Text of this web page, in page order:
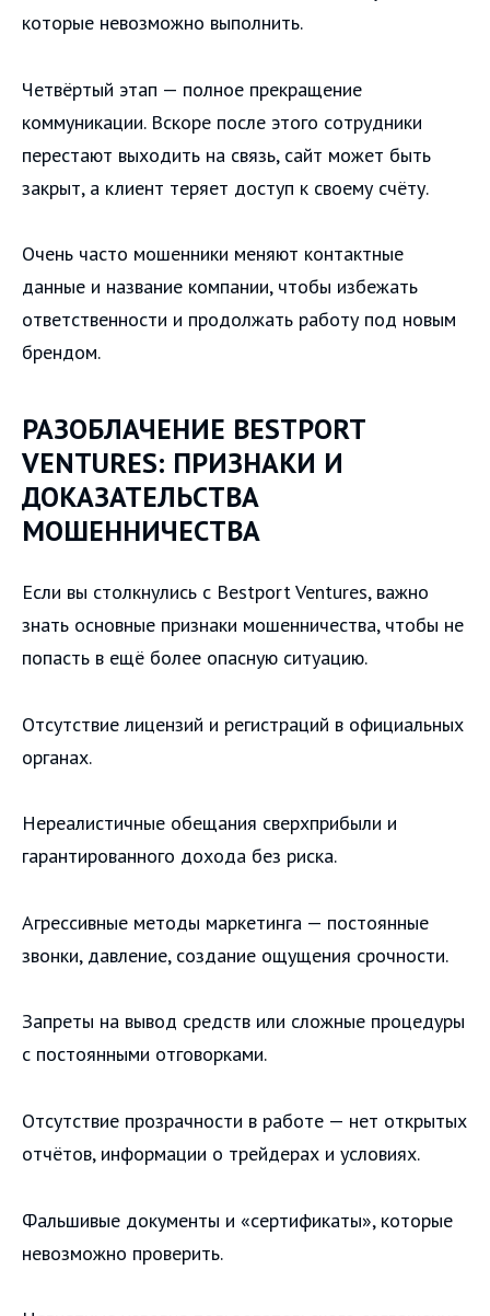
которые невозможно выполнить.
Четвёртый этап — полное прекращение
коммуникации. Вскоре после этого сотрудники
перестают выходить на связь, сайт может быть
закрыт, а клиент теряет доступ к своему счёту.
Очень часто мошенники меняют контактные
данные и название компании, чтобы избежать
ответственности и продолжать работу под новым
брендом.
РАЗОБЛАЧЕНИЕ BESTPORT
VENTURES: ПРИЗНАКИ И
ДОКАЗАТЕЛЬСТВА
МОШЕННИЧЕСТВА
Если вы столкнулись с Bestport Ventures, важно
знать основные признаки мошенничества, чтобы не
попасть в ещё более опасную ситуацию.
Отсутствие лицензий и регистраций в официальных
органах.
Нереалистичные обещания сверхприбыли и
гарантированного дохода без риска.
Агрессивные методы маркетинга — постоянные
звонки, давление, создание ощущения срочности.
Запреты на вывод средств или сложные процедуры
с постоянными отговорками.
Отсутствие прозрачности в работе — нет открытых
отчётов, информации о трейдерах и условиях.
Фальшивые документы и «сертификаты», которые
невозможно проверить.